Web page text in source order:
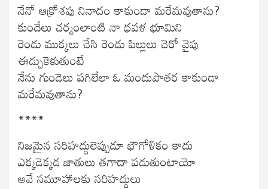
నేనో ఆక్రోశపు నినాదం కాకుండా మరేమవుతాను?
కుందేలు చర్మంలాంటి నా ధవళ భూమిని
రెండు ముక్కలు చేసి రెండు పిల్లులు చెరో వైపు
ఈడ్చుకెళుతుంటే
నేను గుండెలు పగిలేలా ఓ మందుపాతర కాకుండా
మరేమవుతాను?
****
నిజమైన సరిహద్దులెప్పుడూ భౌగోళికం కాదు
ఎక్కడెక్కడ జాతులు తగాదా పడుతుంటాయో
అవే సమూహాలకు సరిహద్దులు